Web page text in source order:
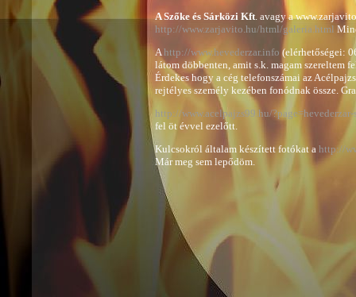
A Szőke és Sárközi Kft. avagy a
http://www.zarjavito.hu/html/galeria.html
Ahttp://www.hevederzar.info (elérhetőségei:
látom döbbenten, amit s.k. magam szereltem
Érdekes hogy a cég telefonszámai az
rejtélyes személy kezében fonódnak össze.
http://www.acelpajzs99.hu/?page=hevederzar-
fel öt évvel ezelőtt.
Kulcsokról általam készített fotókat a http://
Már meg sem lepődöm.